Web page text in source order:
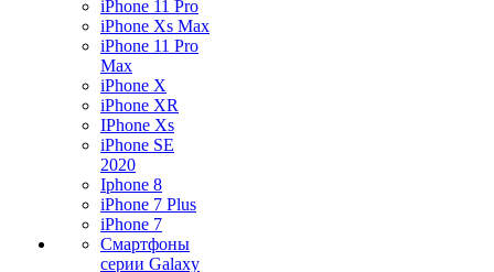
iPhone 11 Pro
iPhone Xs Max
iPhone 11 Pro
Max
iPhone X
iPhone XR
IPhone Xs
iPhone SE
2020
Iphone 8
iPhone 7 Plus
iPhone 7
Смартфоны
серии Galaxy